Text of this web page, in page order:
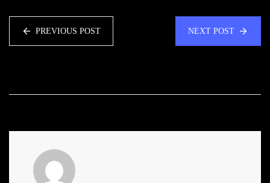
PREVIOUS POST NEXT POST